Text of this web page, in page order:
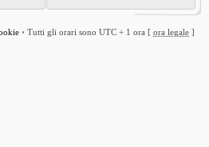
• Tutti gli orari sono UTC + 1 ora [ ora legale ]